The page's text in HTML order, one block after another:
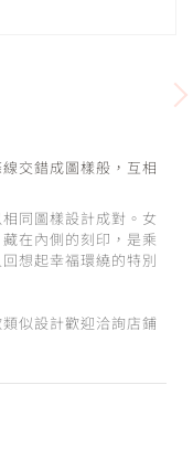
交錯成圖樣般，互相
同圖樣設計成對。女
在內側的刻印，是乘
想起幸福環繞的特別
似設計歡迎洽詢店鋪